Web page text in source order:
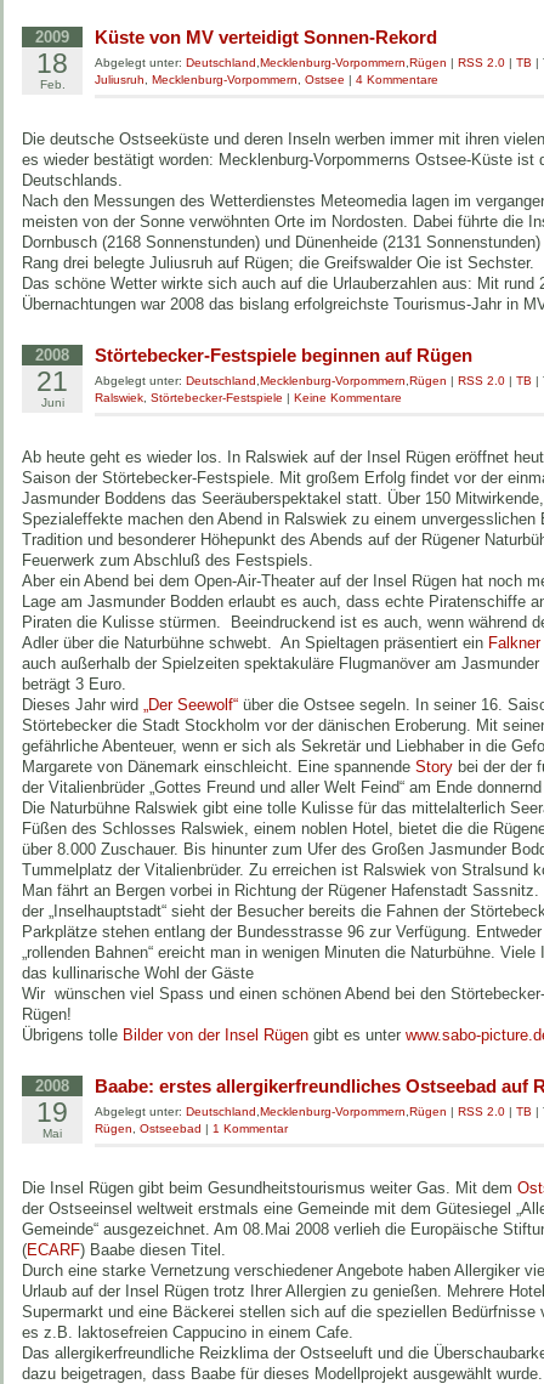
2009
18
Feb.
Küste von MV verteidigt Sonnen-Rekord
Abgelegt unter: Deutschland Mecklenburg-Vorpommern Rügen | RSS 2.0 | TB |
Juliusruh
Mecklenburg-Vorpommern Ostsee | 4 Kommentare
Die deutsche Ostseeküste und deren Inseln werben immer mit ihren
es wieder bestätigt worden: Mecklenburg-Vorpommerns Ostsee-Küste ist
Deutschlands.
Nach den Messungen des Wetterdienstes Meteomedia lagen im
meisten von der Sonne verwöhnten Orte im Nordosten. Dabei führte die
Dornbusch (2168 Sonnenstunden) und Dünenheide (2131
Rang drei belegte Juliusruh auf Rügen; die Greifswalder Oie ist Sechster.
Das schöne Wetter wirkte sich auch auf die Urlauberzahlen aus: Mit rund
Übernachtungen war 2008 das bislang erfolgreichste Tourismus-Jahr in
2008
21
Juni
Störtebecker-Festspiele beginnen auf Rügen
Abgelegt unter: Deutschland Mecklenburg-Vorpommern Rügen | RSS 2.0 | TB |
Ralswiek Störtebecker-Festspiele | Keine Kommentare
Ab heute geht es wieder los. In Ralswiek auf der Insel Rügen eröffnet
Saison der Störtebecker-Festspiele. Mit großem Erfolg findet vor der
Jasmunder Boddens das Seeräuberspektakel statt. Über 150
Spezialeffekte machen den Abend in Ralswiek zu einem unvergesslichen
Tradition und besonderer Höhepunkt des Abends auf der Rügener
Feuerwerk zum Abschluß des Festspiels.
Aber ein Abend bei dem Open-Air-Theater auf der Insel Rügen hat noch
Lage am Jasmunder Bodden erlaubt es auch, dass echte Piratenschiffe
Piraten die Kulisse stürmen. Beeindruckend ist es auch, wenn während
Adler über die Naturbühne schwebt. An Spieltagen präsentiert ein Falkner
auch außerhalb der Spielzeiten spektakuläre Flugmanöver am
beträgt 3 Euro.
Dieses Jahr wird „Der Seewolf“ über die Ostsee segeln. In seiner 16.
Störtebecker die Stadt Stockholm vor der dänischen Eroberung. Mit
gefährliche Abenteuer, wenn er sich als Sekretär und Liebhaber in die
Margarete von Dänemark einschleicht. Eine spannende Story bei der der
der Vitalienbrüder „Gottes Freund und aller Welt Feind“ am Ende
Die Naturbühne Ralswiek gibt eine tolle Kulisse für das mittelalterlich
Füßen des Schlosses Ralswiek, einem noblen Hotel, bietet die die
über 8.000 Zuschauer. Bis hinunter zum Ufer des Großen Jasmunder
Tummelplatz der Vitalienbrüder. Zu erreichen ist Ralswiek von Stralsund
Man fährt an Bergen vorbei in Richtung der Rügener Hafenstadt
der „Inselhauptstadt“ sieht der Besucher bereits die Fahnen der
Parkplätze stehen entlang der Bundesstrasse 96 zur Verfügung.
„rollenden Bahnen“ ereicht man in wenigen Minuten die Naturbühne.
das kullinarische Wohl der Gäste
Wir wünschen viel Spass und einen schönen Abend bei den
Rügen!
Übrigens tolle Bilder von der Insel Rügen gibt es unter www.sabo-
2008
19
Mai
Baabe: erstes allergikerfreundliches Ostseebad auf
Abgelegt unter: Deutschland Mecklenburg-Vorpommern Rügen | RSS 2.0 | TB |
Rügen
Ostseebad | 1 Kommentar
Die Insel Rügen gibt beim Gesundheitstourismus weiter Gas. Mit dem
der Ostseeinsel weltweit erstmals eine Gemeinde mit dem Gütesiegel
Gemeinde“ ausgezeichnet. Am 08.Mai 2008 verlieh die Europäische
(ECARF) Baabe diesen Titel.
Durch eine starke Vernetzung verschiedener Angebote haben Allergiker
Urlaub auf der Insel Rügen trotz Ihrer Allergien zu genießen. Mehrere
Supermarkt und eine Bäckerei stellen sich auf die speziellen Bedürfnisse
es z.B. laktosefreien Cappucino in einem Cafe.
Das allergikerfreundliche Reizklima der Ostseeluft und die
dazu beigetragen, dass Baabe für dieses Modellprojekt ausgewählt